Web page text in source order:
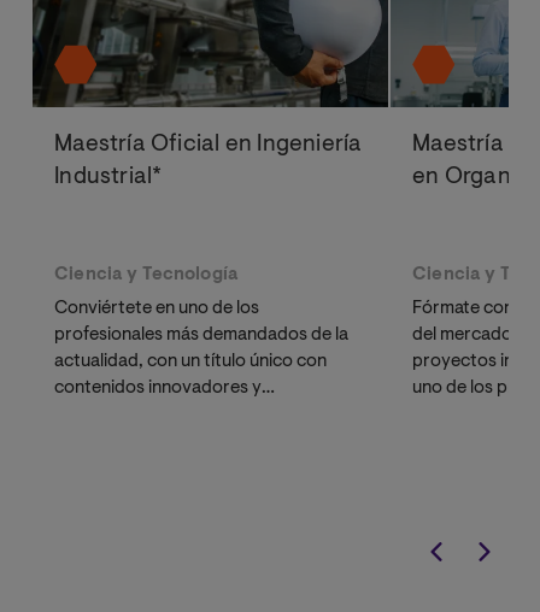
Maestría Oficial en Ingeniería
Industrial*
Ciencia y Tecnología
Conviértete en uno de los
profesionales más demandados de la
actualidad, con un título único con
contenidos innovadores y
Maestría
en
Ciencia y
Fórmate con el
del mercado en
proyectos
uno de los